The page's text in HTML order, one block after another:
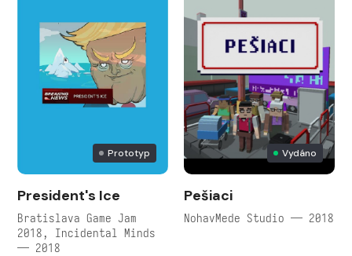
Prototyp
President's Ice
Bratislava Game Jam
2018, Incidental Minds
— 2018
Vydáno
Pešiaci
NohavMede Studio — 2018